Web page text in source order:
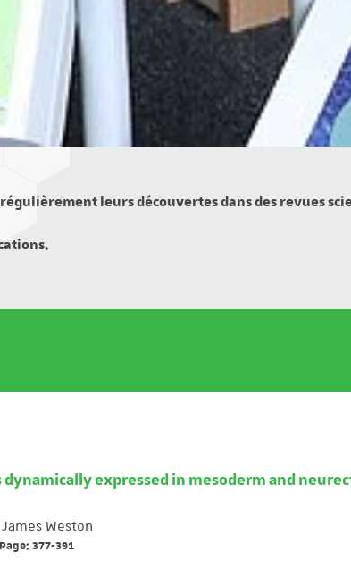
régulièrement leurs découvertes dans des revues
dynamically expressed in mesoderm and
James Weston
377-391